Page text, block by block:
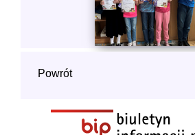
Powrót